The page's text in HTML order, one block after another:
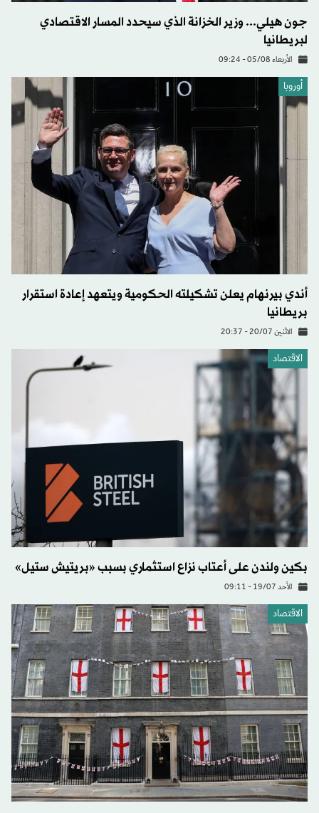
جون هيلي... وزير الخزانة الذي سيحدد المسار الاقتصادي
لبريطانيا
الأربعاء 05/08 - 09:24
أوروبا
أندي بيرنهام يعلن تشكيلته الحكومية ويتعهد إعادة استقرار
بريطانيا
الاثنين 20/07 - 20:37
الاقتصاد
بكين ولندن على أعتاب نزاع استثماري بسبب «بريتيش ستيل»
الأحد 19/07 - 09:11
الاقتصاد